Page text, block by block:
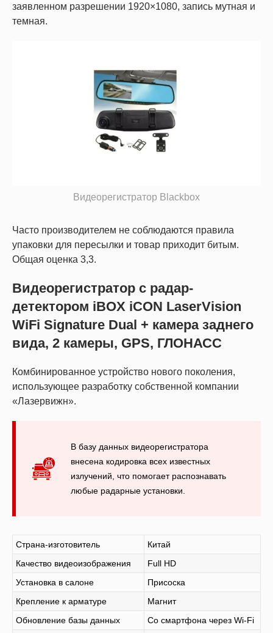
заявленном разрешении 1920×1080, запись мутная и
темная.
Видеорегистратор Blackbox
Часто производителем не соблюдаются правила
упаковки для пересылки и товар приходит битым.
Общая оценка 3,3.
Видеорегистратор с радар-
детектором iBOX iCON LaserVision
WiFi Signature Dual + камера заднего
вида, 2 камеры, GPS, ГЛОНАСС
Комбинированное устройство нового поколения,
использующее разработку собственной компании
«Лазервижн».
В базу данных видеорегистратора
внесена кодировка всех известных
излучений, что помогает распознавать
любые радарные установки.
Страна-изготовитель
Китай
Качество видеоизображения
Full HD
Установка в салоне
Присоска
Крепление к арматуре
Магнит
Обновление базы данных
Со смартфона через Wi-Fi